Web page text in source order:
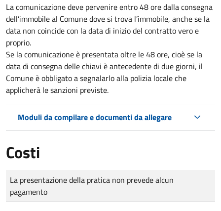
La comunicazione deve pervenireentro 48 oredalla consegna
dell’immobile al Comune dove si trova l’immobile, anche se la
data non coincide con la data di inizio del contratto vero e
proprio.
Se la comunicazione è presentata oltre le 48 ore, cioè se la
data di consegna delle chiavi è antecedente di due giorni, il
Comune è obbligato a segnalarlo alla polizia locale che
applicherà le sanzioni previste.
Moduli da compilare e documenti da allegare
Costi
Tipo di pagamento
Importo
La presentazione della pratica non prevede alcun
pagamento